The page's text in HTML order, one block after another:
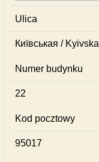
Ulica
Київськая / Kyivska
Numer budynku
22
Kod pocztowy
95017